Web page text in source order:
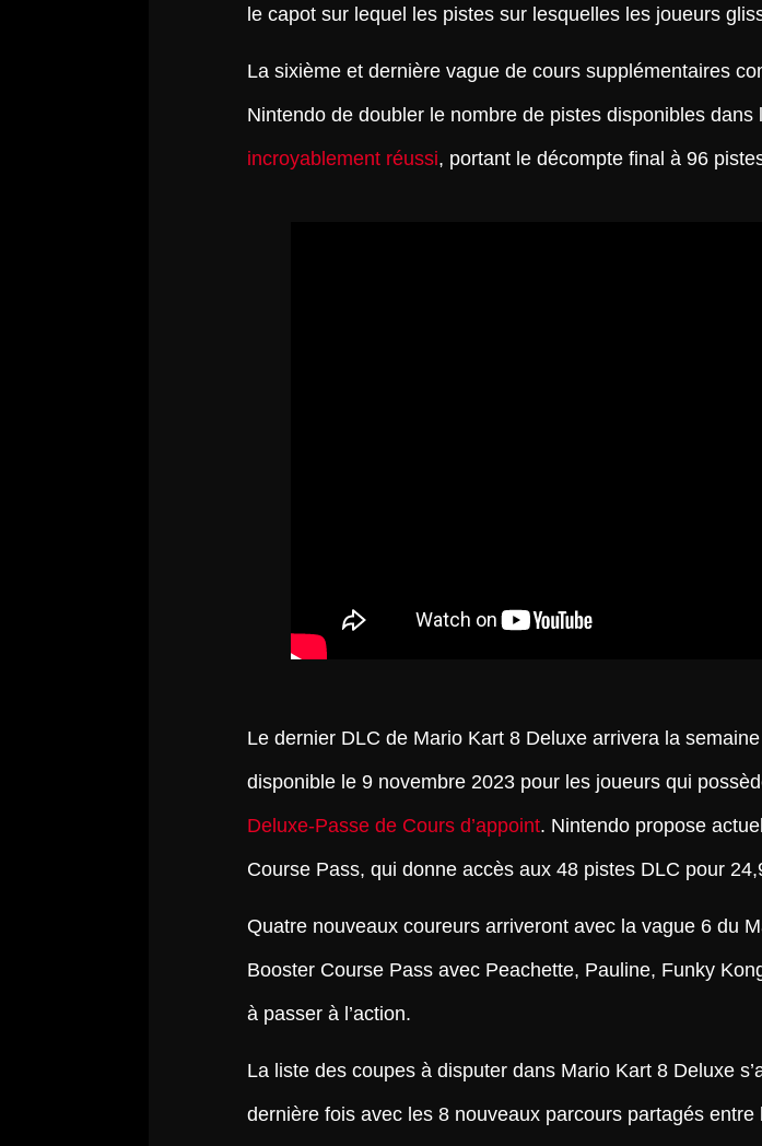
le capot sur lequel les pistes sur lesquelles les joueurs
La sixième et dernière vague de cours supplémentaires
Nintendo de doubler le nombre de pistes disponibles
incroyablement réussi, portant le décompte final à 96
Le dernier DLC de Mario Kart 8 Deluxe arrivera la
disponible le 9 novembre 2023 pour les joueurs qui
Deluxe-Passe de Cours d’appoint. Nintendo propose
Course Pass, qui donne accès aux 48 pistes DLC pour
Quatre nouveaux coureurs arriveront avec la vague 6 du
Booster Course Pass avec Peachette, Pauline, Funky
à passer à l’action.
La liste des coupes à disputer dans Mario Kart 8 Deluxe
dernière fois avec les 8 nouveaux parcours partagés entre